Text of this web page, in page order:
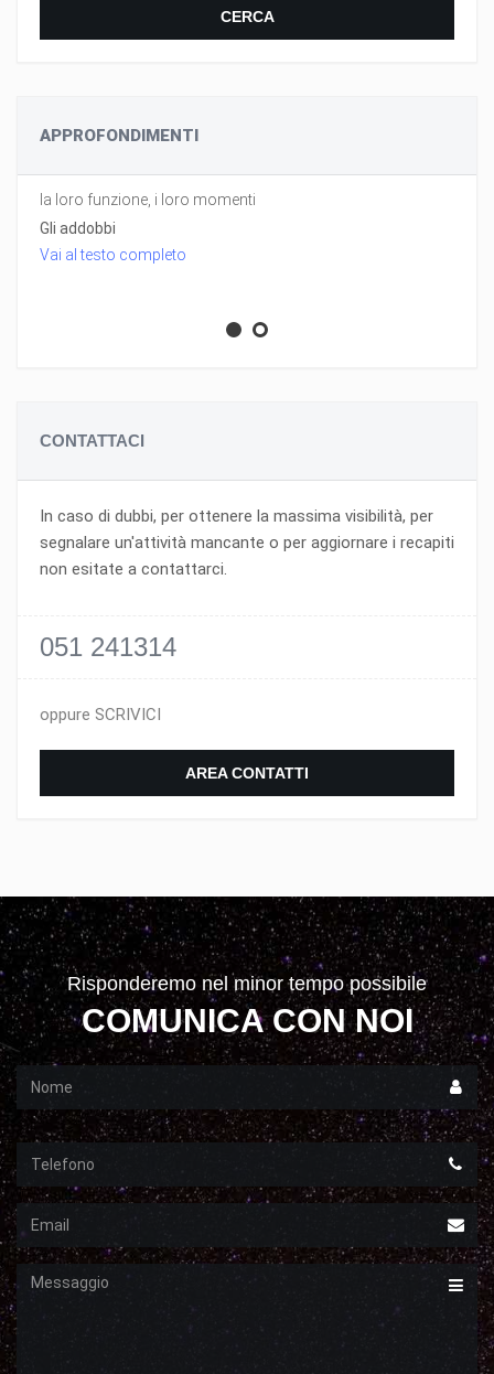
CERCA
APPROFONDIMENTI
la loro funzione, i loro momenti
Gli addobbi
Vai al testo completo
CONTATTACI
In caso di dubbi, per ottenere la massima visibilità, per
segnalare un'attività mancante o per aggiornare i recapiti
non esitate a contattarci.
051 241314
oppure SCRIVICI
AREA CONTATTI
Risponderemo nel minor tempo possibile
COMUNICA CON NOI
Nome
Email
Messaggio